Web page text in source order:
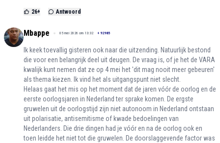
26+ Antwoord
Mbappe 05 mei 2026 om 13:32 + 92985
Ik keek toevallig gisteren ook naar die uitzending. Natuurlijk bestond
die voor een belangrijk deel uit deugen. De vraag is, of je het de VARA
kwalijk kunt nemen dat ze op 4 mei het 'dit mag nooit meer gebeuren'
als thema kiezen. Ik vind het als uitgangspunt niet slecht.
Helaas gaat het mis op het moment dat de jaren vóór de oorlog en de
eerste oorlogsjaren in Nederland ter sprake komen. De ergste
gruwelen uit de oorlogstijd zijn niet autonoom in Nederland ontstaan
uit polarisatie, antisemitisme of kwade bedoelingen van
Nederlanders. Die drie dingen had je vóór en na de oorlog ook en
toen leidde het niet tot die gruwelen. De doorslaggevende factor was